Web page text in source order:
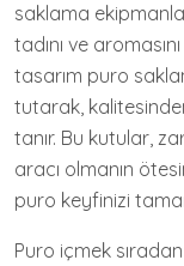
saklama
tadını ve
tasarım puro
tutarak,
tanır. Bu kutular,
aracı olmanın
puro keyfinizi
Puro içmek